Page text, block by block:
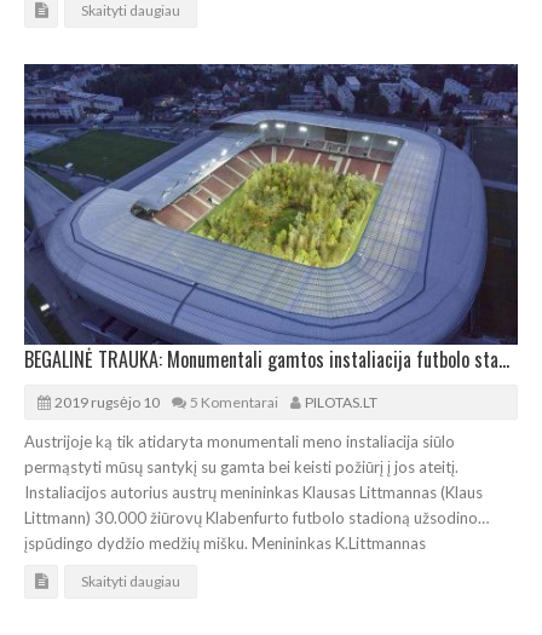
Skaityti daugiau
BEGALINĖ TRAUKA: Monumentali gamtos instaliacija futbolo stadione
2019 rugsėjo 10 5 Komentarai PILOTAS.LT
Austrijoje ką tik atidaryta monumentali meno instaliacija siūlo
permąstyti mūsų santykį su gamta bei keisti požiūrį į jos ateitį.
Instaliacijos autorius austrų menininkas Klausas Littmannas (Klaus
Littmann) 30.000 žiūrovų Klabenfurto futbolo stadioną užsodino…
įspūdingo dydžio medžių mišku. Menininkas K.Littmannas
Skaityti daugiau